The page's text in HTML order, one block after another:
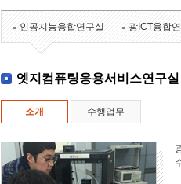
인공지능융합연구실 광ICT융합
엣지컴퓨팅응용서비스연구실
소개 수행업무